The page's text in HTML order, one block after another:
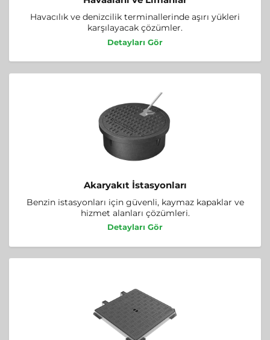
Havacılık ve denizcilik terminallerinde aşırı yükleri
karşılayacak çözümler.
Detayları Gör
Akaryakıt İstasyonları
Benzin istasyonları için güvenli, kaymaz kapaklar ve
hizmet alanları çözümleri.
Detayları Gör